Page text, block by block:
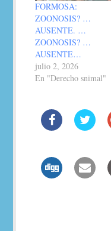
FORMOSA:
ZOONOSIS? …
AUSENTE. …
ZOONOSIS? …
AUSENTE…
julio 2, 2026
En "Derecho snimal"